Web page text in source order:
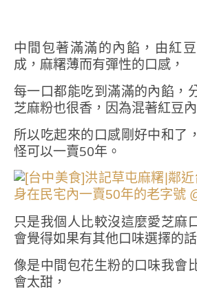
中間包著滿滿的內餡，由紅
成，麻糬薄而有彈性的口感，
每一口都能吃到滿滿的內餡，
芝麻粉也很香，因為混著紅豆內
所以吃起來的口感剛好中和了
怪可以一賣50年。
只是我個人比較沒這麼愛芝麻
會覺得如果有其他口味選擇的
像是中間包花生粉的口味我會
會太甜，